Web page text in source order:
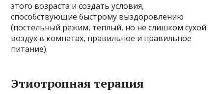
этого возраста и создать условия,
способствующие быстрому выздоровлению
(постельный режим, теплый, но не слишком сухой
воздух в комнатах, правильное и правильное
питание).
Этиотропная терапия